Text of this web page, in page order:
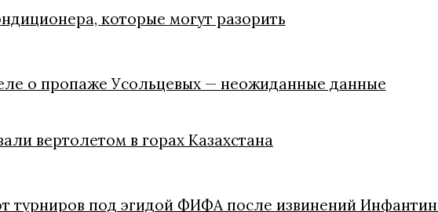
которые могут разорить
о пропаже Усольцевых — неожиданные данные
вертолетом в горах Казахстана
турниров под эгидой ФИФА после извинений